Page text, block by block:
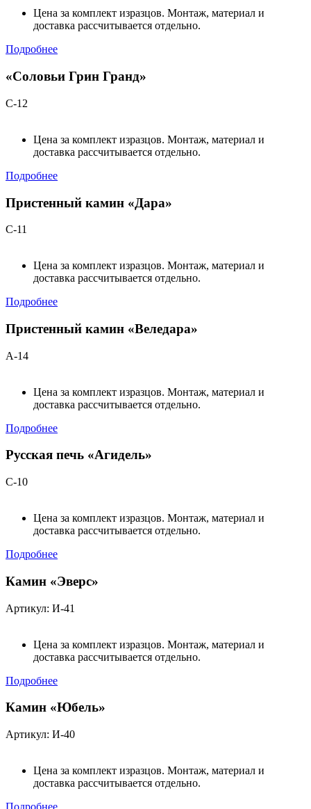
Цена за комплект изразцов. Монтаж, материал и
доставка рассчитывается отдельно.
Подробнее
«Соловьи Грин Гранд»
С-12
Цена за комплект изразцов. Монтаж, материал и
доставка рассчитывается отдельно.
Подробнее
Пристенный камин «Дара»
С-11
Цена за комплект изразцов. Монтаж, материал и
доставка рассчитывается отдельно.
Подробнее
Пристенный камин «Веледара»
А-14
Цена за комплект изразцов. Монтаж, материал и
доставка рассчитывается отдельно.
Подробнее
Русская печь «Агидель»
С-10
Цена за комплект изразцов. Монтаж, материал и
доставка рассчитывается отдельно.
Подробнее
Камин «Эверс»
Артикул: И-41
Цена за комплект изразцов. Монтаж, материал и
доставка рассчитывается отдельно.
Подробнее
Камин «Юбель»
Артикул: И-40
Цена за комплект изразцов. Монтаж, материал и
доставка рассчитывается отдельно.
Подробнее